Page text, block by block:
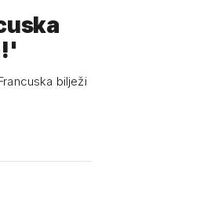
bilježi